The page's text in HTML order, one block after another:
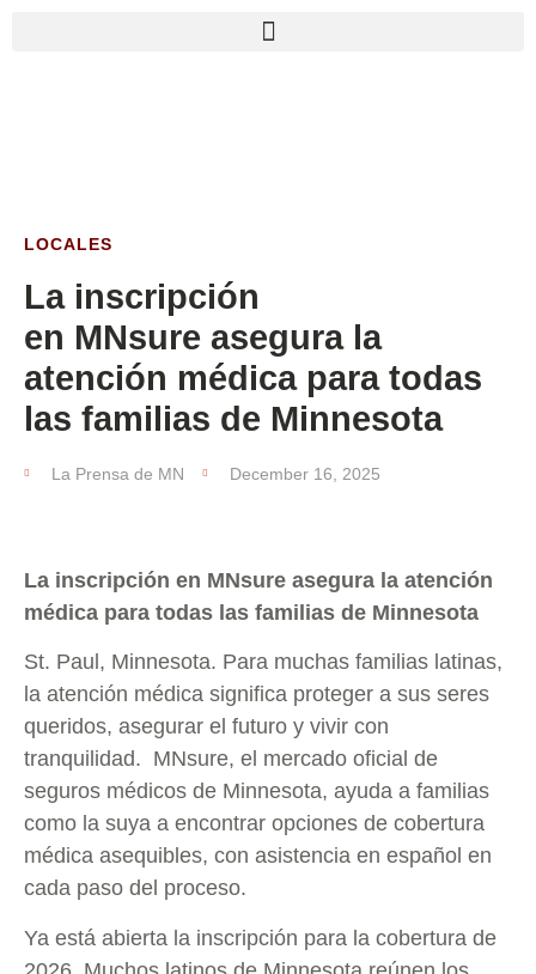
LOCALES
La inscripción
en MNsure asegura la
atención médica para todas
las familias de Minnesota
La Prensa de MN December 16, 2025
La inscripción en MNsure asegura la atención
médica para todas las familias de Minnesota
St. Paul, Minnesota. Para muchas familias latinas,
la atención médica significa proteger a sus seres
queridos, asegurar el futuro y vivir con
tranquilidad. MNsure, el mercado oficial de
seguros médicos de Minnesota, ayuda a familias
como la suya a encontrar opciones de cobertura
médica asequibles, con asistencia en español en
cada paso del proceso.
Ya está abierta la inscripción para la cobertura de